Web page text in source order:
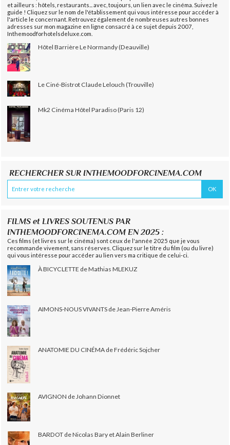
et ailleurs : hôtels, restaurants... avec, toujours, un lien avec le cinéma. Suivez le
guide ! Cliquez sur le nom de l'établissement qui vous intéresse pour accéder à
l'article le concernant. Retrouvez également de nombreuses autres bonnes
adresses sur mon magazine en ligne consacré à ce sujet depuis 2007,
Inthemoodforhotelsdeluxe.com.
Hôtel Barrière Le Normandy (Deauville)
Le Ciné-Bistrot Claude Lelouch (Trouville)
Mk2 Cinéma Hôtel Paradiso (Paris 12)
RECHERCHER SUR INTHEMOODFORCINEMA.COM
FILMS et LIVRES SOUTENUS PAR
INTHEMOODFORCINEMA.COM EN 2025 :
Ces films (et livres sur le cinéma) sont ceux de l'année 2025 que je vous
recommande vivement, sans réserves. Cliquez sur le titre du film (ou du livre)
qui vous intéresse pour accéder au lien vers ma critique de celui-ci.
À BICYCLETTE de Mathias MLEKUZ
AIMONS-NOUS VIVANTS de Jean-Pierre Améris
ANATOMIE DU CINÉMA de Frédéric Sojcher
AVIGNON de Johann Dionnet
BARDOT de Nicolas Bary et Alain Berliner